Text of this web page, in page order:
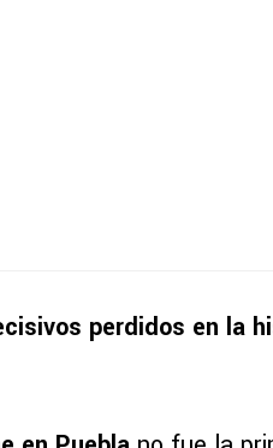
perdidos en la